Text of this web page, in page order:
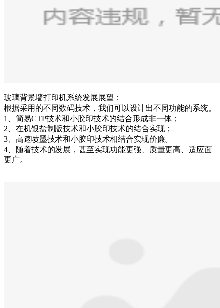
玻璃背景墙打印机系统发展展望：
根据采用的不同数码技术，我们可以设计出不同功能的系统。
1、简易CTP技术和小胶印技术的结合形成非一体；
2、在机银盐制版技术和小胶印技术的结合实现；
3、高速喷墨技术和小胶印技术相结合实现价廉。
4、随着技术的发展，甚至实现功能更强、质量更高、适应面
更广。